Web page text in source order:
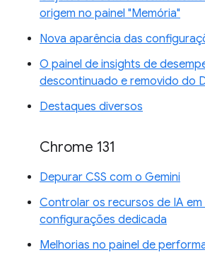
origem no painel "Memória"
Nova aparência das
O painel de insights de
descontinuado e removido do
Destaques diversos
Chrome 131
Depurar CSS com o Gemini
Controlar os recursos de IA em
configurações dedicada
Melhorias no painel de